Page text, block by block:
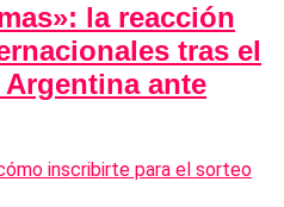
la reacción
tras el
ante